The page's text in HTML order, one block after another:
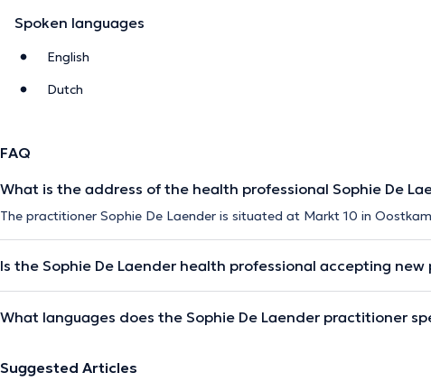
Spoken languages
English
Dutch
FAQ
What is the address of the health professional Sophie De
The practitioner Sophie De Laender is situated at Markt 10 in
Is the Sophie De Laender health professional accepting new
What languages does the Sophie De Laender practitioner
Suggested Articles